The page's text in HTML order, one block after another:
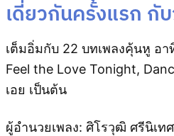
เดี่ยวกันครั้งแรก กั
เต็มอิ่มกับ 22 บทเพลงคุ้นหู อา
Feel the Love Tonight,
เอย เป็นต้น
ผู้อำนวยเพลง: ศิโรวุฒิ ศรีนิเท